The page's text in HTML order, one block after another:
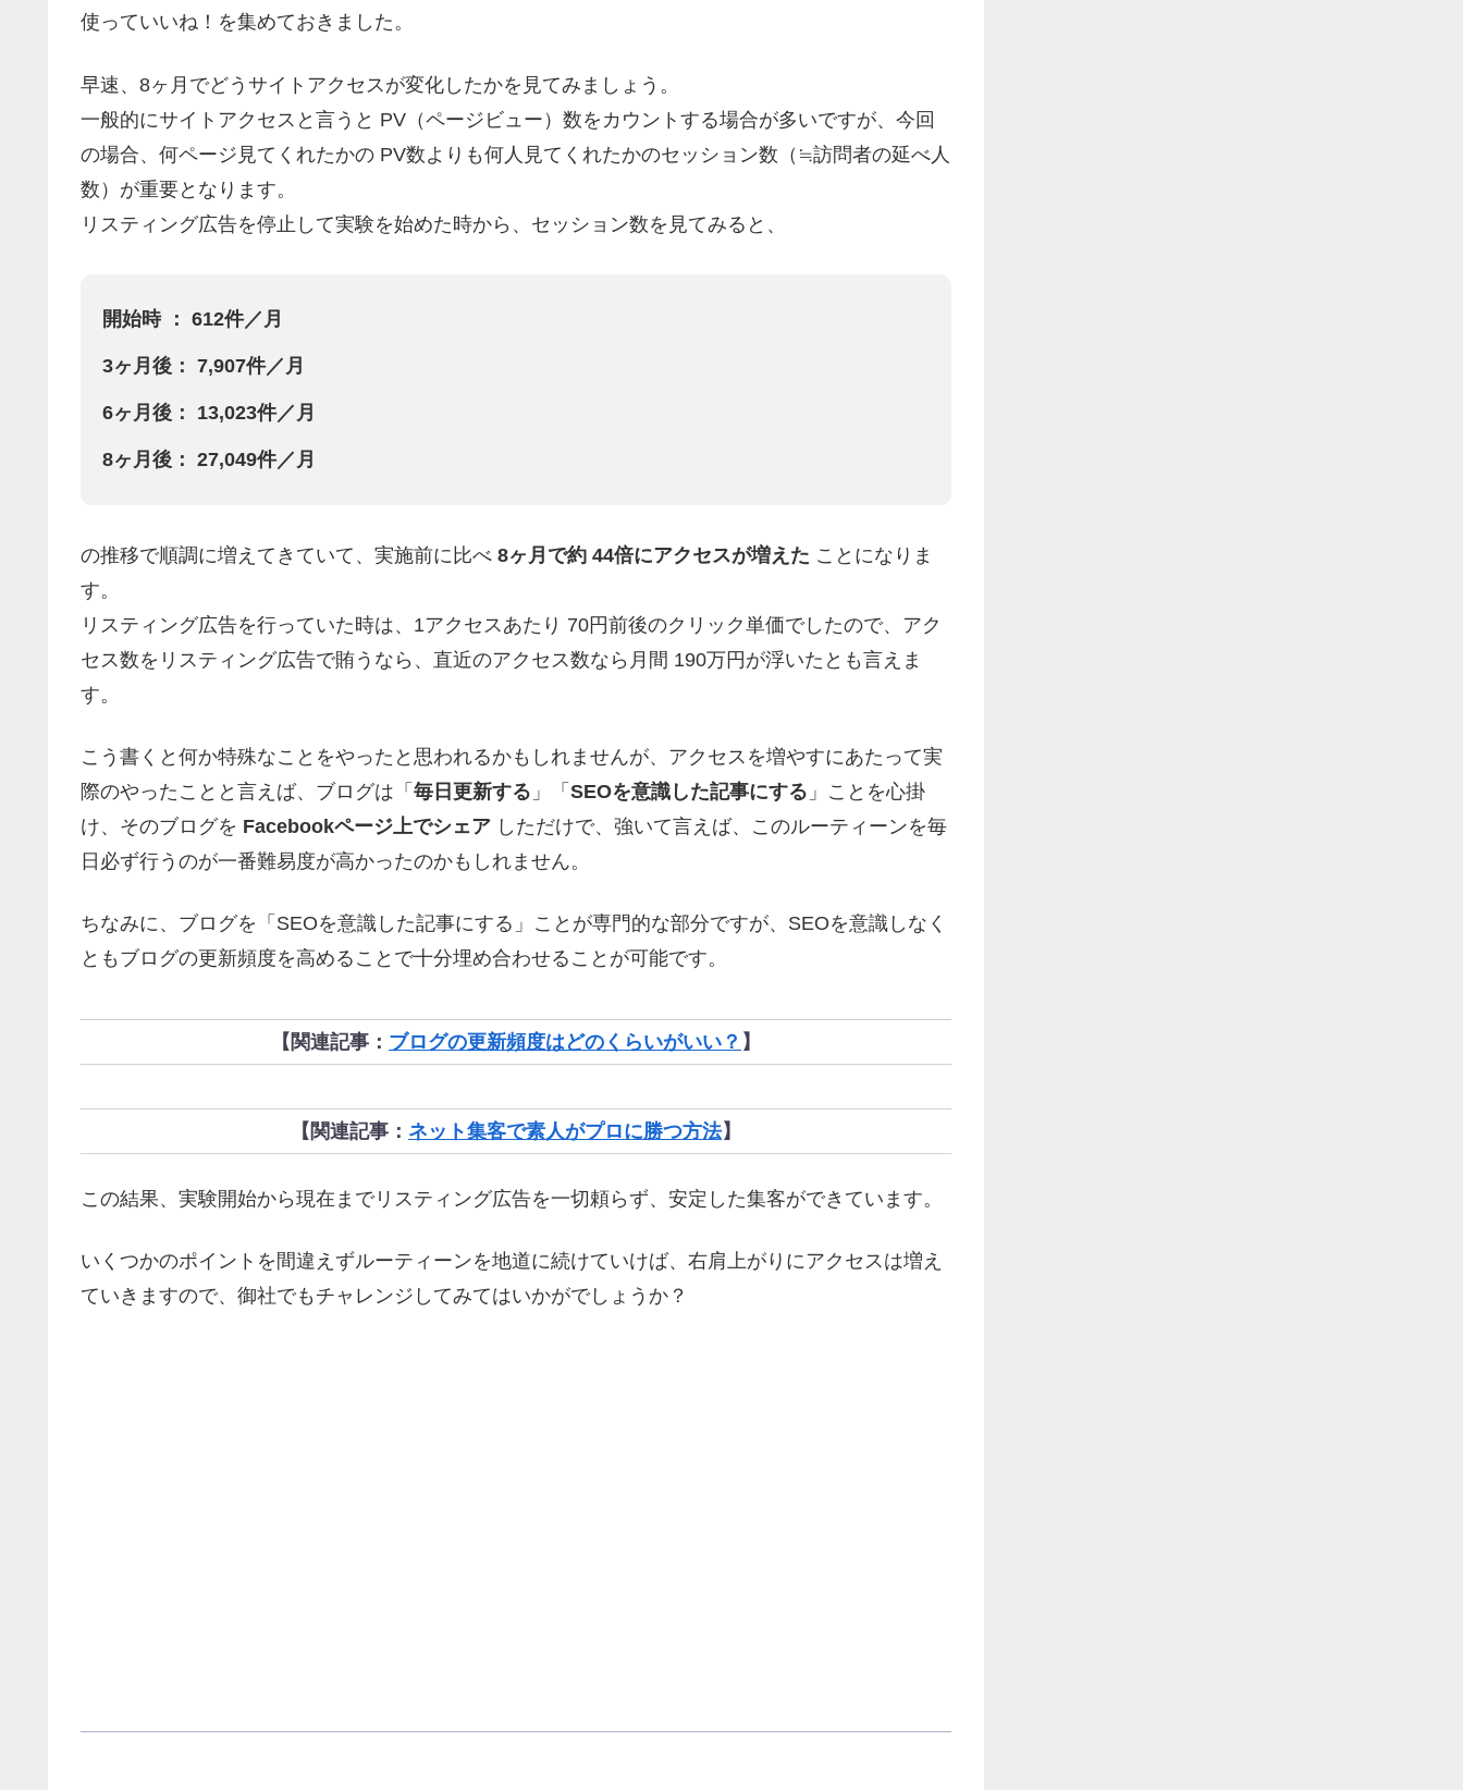
使っていいね！を集めておきました。
早速、8ヶ月でどうサイトアクセスが変化したかを見てみましょう。
一般的にサイトアクセスと言うと PV（ページビュー）数をカウントする場合が多いですが、今回
の場合、何ページ見てくれたかの PV数よりも何人見てくれたかのセッション数（≒訪問者の延べ人
数）が重要となります。
リスティング広告を停止して実験を始めた時から、セッション数を見てみると、
開始時 ： 612件／月
3ヶ月後： 7,907件／月
6ヶ月後： 13,023件／月
8ヶ月後： 27,049件／月
の推移で順調に増えてきていて、実施前に比べ 8ヶ月で約 44倍にアクセスが増えた ことになりま
す。
リスティング広告を行っていた時は、1アクセスあたり 70円前後のクリック単価でしたので、アク
セス数をリスティング広告で賄うなら、直近のアクセス数なら月間 190万円が浮いたとも言えま
す。
こう書くと何か特殊なことをやったと思われるかもしれませんが、アクセスを増やすにあたって実
際のやったことと言えば、ブログは「 毎日更新する 」「 SEOを意識した記事にする 」ことを心掛
け、そのブログを Facebookページ上でシェア しただけで、強いて言えば、このルーティーンを毎
日必ず行うのが一番難易度が高かったのかもしれません。
ちなみに、ブログを「SEOを意識した記事にする」ことが専門的な部分ですが、SEOを意識しなく
ともブログの更新頻度を高めることで十分埋め合わせることが可能です。
【関連記事： ブログの更新頻度はどのくらいがいい？ 】
【関連記事： ネット集客で素人がプロに勝つ方法】
この結果、実験開始から現在までリスティング広告を一切頼らず、安定した集客ができています。
いくつかのポイントを間違えずルーティーンを地道に続けていけば、右肩上がりにアクセスは増え
ていきますので、御社でもチャレンジしてみてはいかがでしょうか？